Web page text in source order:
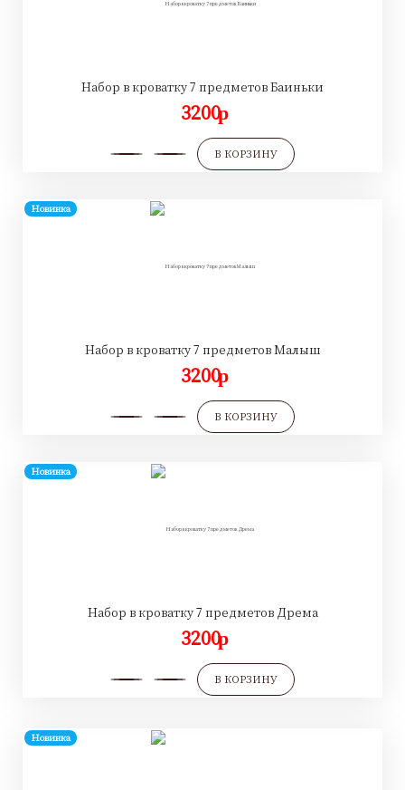
Набор в кроватку 7 предметов Баиньки
3200p
В КОРЗИНУ
Новинка
Набор в кроватку 7 предметов Малыш
3200p
В КОРЗИНУ
Новинка
Набор в кроватку 7 предметов Дрема
3200p
В КОРЗИНУ
Новинка